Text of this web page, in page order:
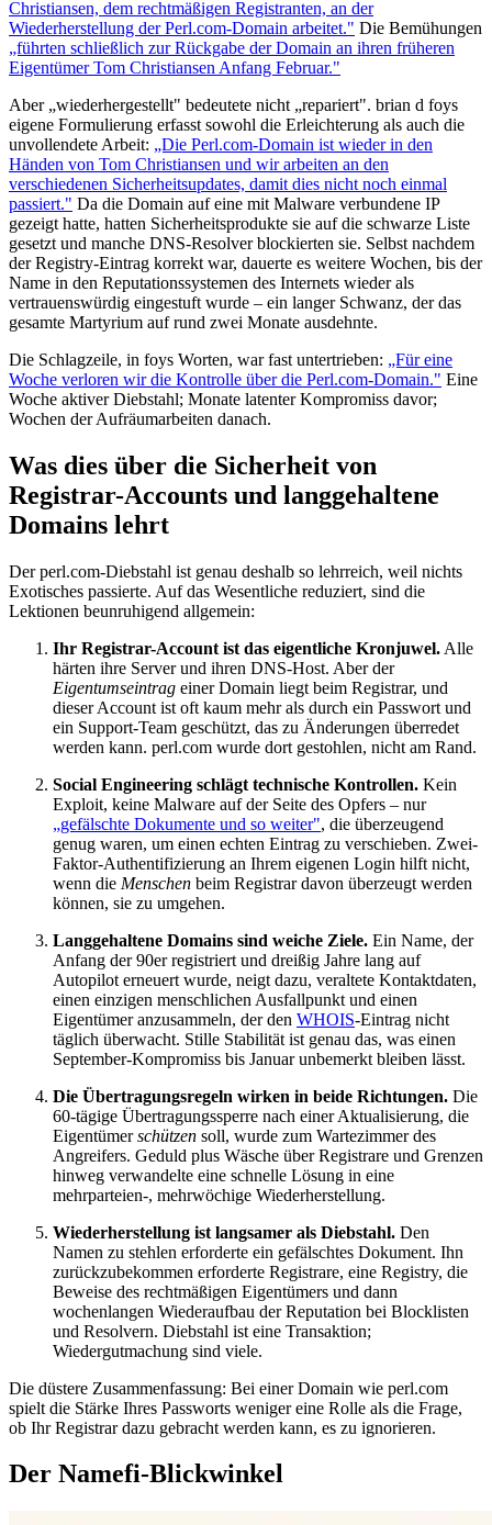
Christiansen, dem rechtmäßigen Registranten, an der
Wiederherstellung der Perl.com-Domain arbeitet." Die Bemühungen
„führten schließlich zur Rückgabe der Domain an ihren früheren
Eigentümer Tom Christiansen Anfang Februar."
Aber „wiederhergestellt" bedeutete nicht „repariert". brian d foys
eigene Formulierung erfasst sowohl die Erleichterung als auch die
unvollendete Arbeit: „Die Perl.com-Domain ist wieder in den
Händen von Tom Christiansen und wir arbeiten an den
verschiedenen Sicherheitsupdates, damit dies nicht noch einmal
passiert." Da die Domain auf eine mit Malware verbundene IP
gezeigt hatte, hatten Sicherheitsprodukte sie auf die schwarze Liste
gesetzt und manche DNS-Resolver blockierten sie. Selbst nachdem
der Registry-Eintrag korrekt war, dauerte es weitere Wochen, bis der
Name in den Reputationssystemen des Internets wieder als
vertrauenswürdig eingestuft wurde – ein langer Schwanz, der das
gesamte Martyrium auf rund zwei Monate ausdehnte.
Die Schlagzeile, in foys Worten, war fast untertrieben: „Für eine
Woche verloren wir die Kontrolle über die Perl.com-Domain." Eine
Woche aktiver Diebstahl; Monate latenter Kompromiss davor;
Wochen der Aufräumarbeiten danach.
Was dies über die Sicherheit von
Registrar-Accounts und langgehaltene
Domains lehrt
Der perl.com-Diebstahl ist genau deshalb so lehrreich, weil nichts
Exotisches passierte. Auf das Wesentliche reduziert, sind die
Lektionen beunruhigend allgemein:
Ihr Registrar-Account ist das eigentliche Kronjuwel. Alle
härten ihre Server und ihren DNS-Host. Aber der
Eigentumseintrag einer Domain liegt beim Registrar, und
dieser Account ist oft kaum mehr als durch ein Passwort und
ein Support-Team geschützt, das zu Änderungen überredet
werden kann. perl.com wurde dort gestohlen, nicht am Rand.
Social Engineering schlägt technische Kontrollen. Kein
Exploit, keine Malware auf der Seite des Opfers – nur
„gefälschte Dokumente und so weiter", die überzeugend
genug waren, um einen echten Eintrag zu verschieben. Zwei-
Faktor-Authentifizierung an Ihrem eigenen Login hilft nicht,
wenn die Menschen beim Registrar davon überzeugt werden
können, sie zu umgehen.
Langgehaltene Domains sind weiche Ziele. Ein Name, der
Anfang der 90er registriert und dreißig Jahre lang auf
Autopilot erneuert wurde, neigt dazu, veraltete Kontaktdaten,
einen einzigen menschlichen Ausfallpunkt und einen
Eigentümer anzusammeln, der den WHOIS-Eintrag nicht
täglich überwacht. Stille Stabilität ist genau das, was einen
September-Kompromiss bis Januar unbemerkt bleiben lässt.
Die Übertragungsregeln wirken in beide Richtungen. Die
60-tägige Übertragungssperre nach einer Aktualisierung, die
Eigentümerschützen soll, wurde zum Wartezimmer des
Angreifers. Geduld plus Wäsche über Registrare und Grenzen
hinweg verwandelte eine schnelle Lösung in eine
mehrparteien-, mehrwöchige Wiederherstellung.
Wiederherstellung ist langsamer als Diebstahl. Den
Namen zu stehlen erforderte ein gefälschtes Dokument. Ihn
zurückzubekommen erforderte Registrare, eine Registry, die
Beweise des rechtmäßigen Eigentümers und dann
wochenlangen Wiederaufbau der Reputation bei Blocklisten
und Resolvern. Diebstahl ist eine Transaktion;
Wiedergutmachung sind viele.
Die düstere Zusammenfassung: Bei einer Domain wie perl.com
spielt die Stärke Ihres Passworts weniger eine Rolle als die Frage,
ob Ihr Registrar dazu gebracht werden kann, es zu ignorieren.
Der Namefi-Blickwinkel